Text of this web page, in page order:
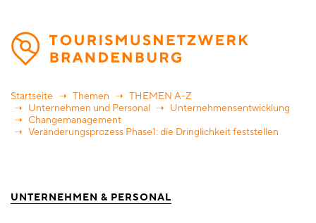
Direkt
zum
Inhalt
Startseite Themen
THEMEN A-Z
Unternehmen und Personal
Unternehmensentwicklung
Changemanagement
Veränderungsprozess Phase1: die Dringlichkeit feststellen
UNTERNEHMEN & PERSONAL